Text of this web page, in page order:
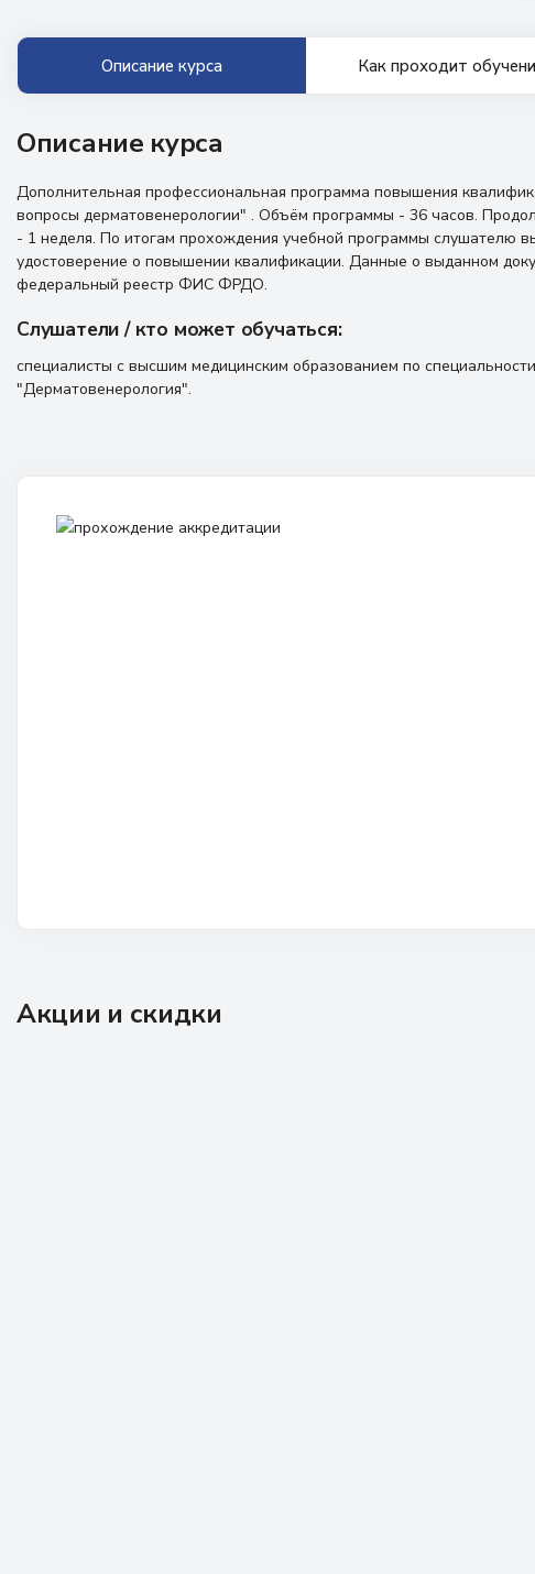
Описание курса Как проходит
Описание курса
Дополнительная профессиональная программа повышения
вопросы дерматовенерологии" . Объём программы - 36 часов.
- 1 неделя. По итогам прохождения учебной программы слушателю
удостоверение о повышении квалификации. Данные о выданном
федеральный реестр ФИС ФРДО.
Слушатели / кто может обучаться:
специалисты с высшим медицинским образованием по специальности
"Дерматовенерология".
Акции и скидки